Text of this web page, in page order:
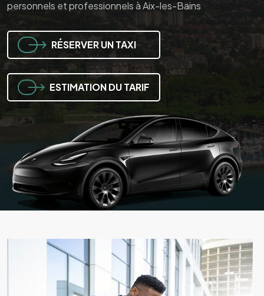
personnels et professionnels à Aix-les-Bains
RÉSERVER UN TAXI
ESTIMATION DU TARIF
personnels et professionnels à Aix-les-Bains
RÉSERVER UN TAXI
ESTIMATION DU TARIF
personnels et professionnels à Aix-les-Bains
RÉSERVER UN TAXI
ESTIMATION DU TARIF